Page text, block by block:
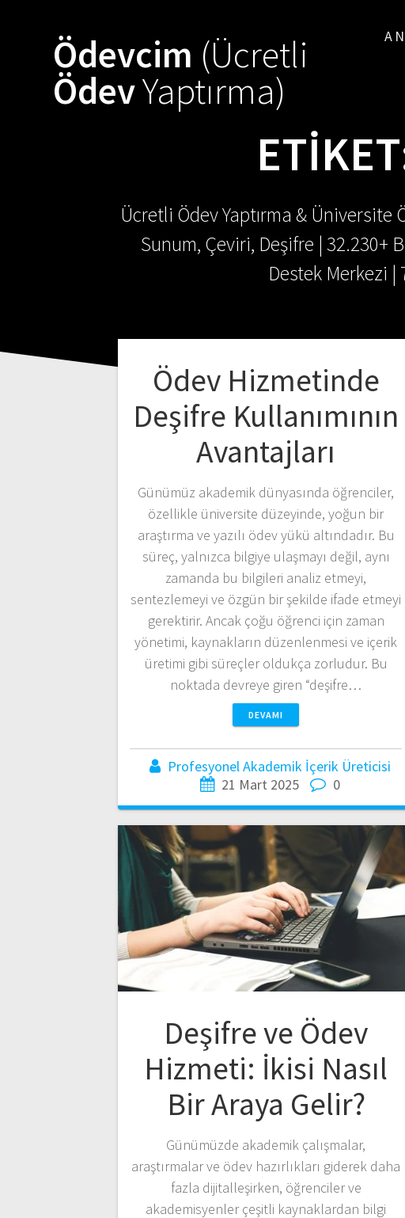
Ödevcim (Ücretli
ÖdevYaptırma)
Ücretli Ödev Yaptırma & Üniversite
Sunum, Çeviri, Deşifre | 32.230+
Destek Merkezi
Ödev Hizmetinde
Deşifre Kullanımının
Avantajları
Günümüz akademik dünyasında öğrenciler,
özellikle üniversite düzeyinde, yoğun bir
araştırma ve yazılı ödev yükü altındadır. Bu
süreç, yalnızca bilgiye ulaşmayı değil, aynı
zamanda bu bilgileri analiz etmeyi,
sentezlemeyi ve özgün bir şekilde ifade etmeyi
gerektirir. Ancak çoğu öğrenci için zaman
yönetimi, kaynakların düzenlenmesi ve içerik
üretimi gibi süreçler oldukça zorludur. Bu
noktada devreye giren “deşifre…
DEVAMI
Profesyonel Akademik İçerik Üreticisi
21 Mart 2025
0
Deşifre ve Ödev
Hizmeti: İkisi Nasıl
Bir Araya Gelir?
Günümüzde akademik çalışmalar,
araştırmalar ve ödev hazırlıkları giderek daha
fazla dijitalleşirken, öğrenciler ve
akademisyenler çeşitli kaynaklardan bilgi